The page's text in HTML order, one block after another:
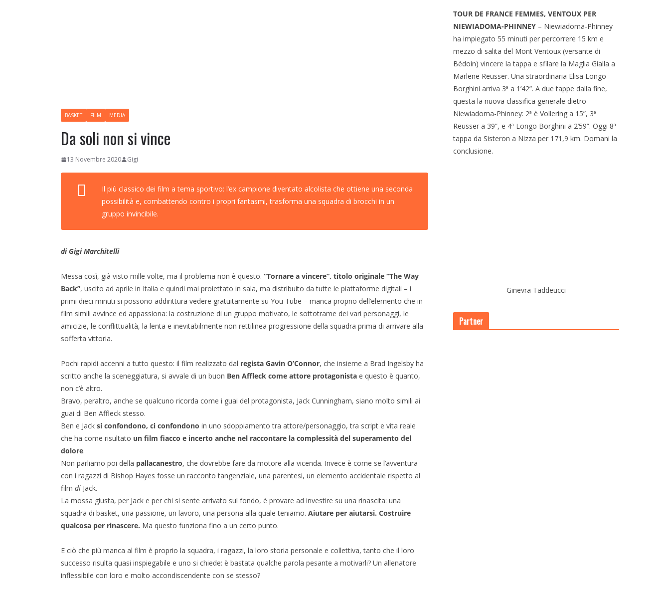
BASKET FILM MEDIA
Da soli non si vince
13 Novembre 2020 Gigi
Il più classico dei film a tema sportivo: l’ex campione diventato alcolista che ottiene una seconda
possibilità e, combattendo contro i propri fantasmi, trasforma una squadra di brocchi in un
gruppo invincibile.
di Gigi Marchitelli
Messa così, già visto mille volte, ma il problema non è questo. “Tornare a vincere”, titolo originale “The Way
Back”, uscito ad aprile in Italia e quindi mai proiettato in sala, ma distribuito da tutte le piattaforme digitali – i
primi dieci minuti si possono addirittura vedere gratuitamente su You Tube – manca proprio dell’elemento che in
film simili avvince ed appassiona: la costruzione di un gruppo motivato, le sottotrame dei vari personaggi, le
amicizie, le conflittualità, la lenta e inevitabilmente non rettilinea progressione della squadra prima di arrivare alla
sofferta vittoria.
Pochi rapidi accenni a tutto questo: il film realizzato dal regista Gavin O’Connor, che insieme a Brad Ingelsby ha
scritto anche la sceneggiatura, si avvale di un buon Ben Affleck come attore protagonista e questo è quanto,
non c’è altro.
Bravo, peraltro, anche se qualcuno ricorda come i guai del protagonista, Jack Cunningham, siano molto simili ai
guai di Ben Affleck stesso.
Ben e Jack si confondono, ci confondono in uno sdoppiamento tra attore/personaggio, tra script e vita reale
che ha come risultato un film fiacco e incerto anche nel raccontare la complessità del superamento del
dolore.
Non parliamo poi della pallacanestro, che dovrebbe fare da motore alla vicenda. Invece è come se l’avventura
con i ragazzi di Bishop Hayes fosse un racconto tangenziale, una parentesi, un elemento accidentale rispetto al
film di Jack.
La mossa giusta, per Jack e per chi si sente arrivato sul fondo, è provare ad investire su una rinascita: una
squadra di basket, una passione, un lavoro, una persona alla quale teniamo. Aiutare per aiutarsi. Costruire
qualcosa per rinascere. Ma questo funziona fino a un certo punto.
E ciò che più manca al film è proprio la squadra, i ragazzi, la loro storia personale e collettiva, tanto che il loro
successo risulta quasi inspiegabile e uno si chiede: è bastata qualche parola pesante a motivarli? Un allenatore
inflessibile con loro e molto accondiscendente con se stesso?
TOUR DE FRANCE FEMMES, VENTOUX PER
NIEWIADOMA-PHINNEY – Niewiadoma-Phinney
ha impiegato 55 minuti per percorrere 15 km e
mezzo di salita del Mont Ventoux (versante di
Bédoin) vincere la tappa e sfilare la Maglia Gialla a
Marlene Reusser. Una straordinaria Elisa Longo
Borghini arriva 3ª a 1’42”. A due tappe dalla fine,
questa la nuova classifica generale dietro
Niewiadoma-Phinney: 2ª è Vollering a 15”, 3ª
Reusser a 39”, e 4ª Longo Borghini a 2’59”. Oggi 8ª
tappa da Sisteron a Nizza per 171,9 km. Domani la
conclusione.
Ginevra Taddeucci
Partner